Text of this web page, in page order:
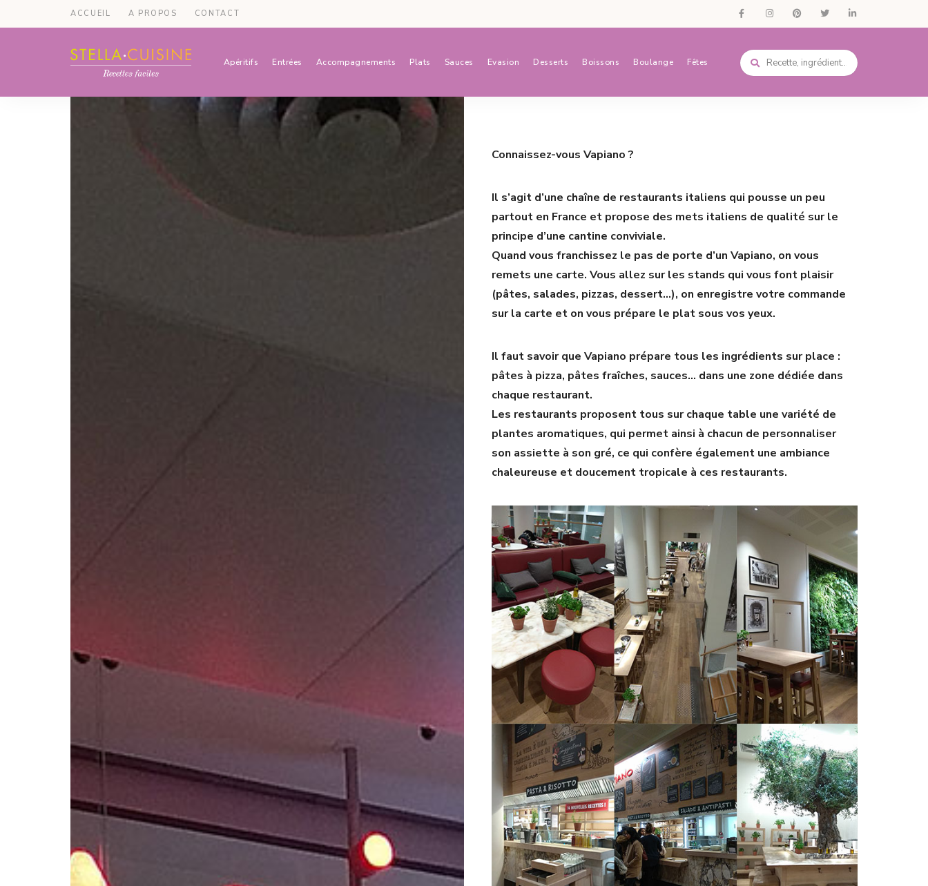
ACCUEIL A PROPOS CONTACT
Recettes
Recettes
Apéritifs Entrées Accompagnements Plats Sauces Evasion Desserts Boissons Boulange Fêtes
Connaissez-vous Vapiano ?
Il s’agit d’une chaîne de restaurants italiens qui pousse un peu
partout en France et propose des mets italiens de qualité sur le
principe d’une cantine conviviale.
Quand vous franchissez le pas de porte d’un Vapiano, on vous
remets une carte. Vous allez sur les stands qui vous font plaisir
(pâtes, salades, pizzas, dessert…), on enregistre votre commande
sur la carte et on vous prépare le plat sous vos yeux.
Il faut savoir que Vapiano prépare tous les ingrédients sur place :
pâtes à pizza, pâtes fraîches, sauces… dans une zone dédiée dans
chaque restaurant.
Les restaurants proposent tous sur chaque table une variété de
plantes aromatiques, qui permet ainsi à chacun de personnaliser
son assiette à son gré, ce qui confère également une ambiance
chaleureuse et doucement tropicale à ces restaurants.